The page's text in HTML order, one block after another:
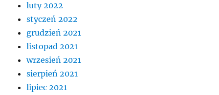
luty 2022
styczeń 2022
grudzień 2021
listopad 2021
wrzesień 2021
sierpień 2021
lipiec 2021